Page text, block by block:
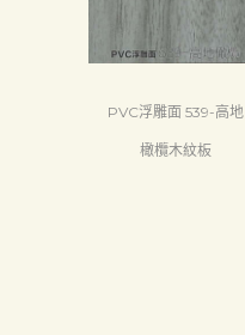
PVC浮雕面 539-高地
橄欖木紋板